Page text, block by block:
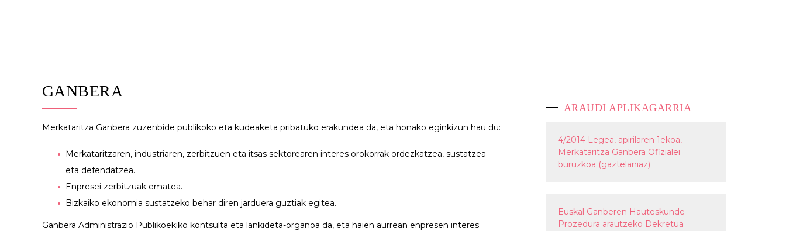
GANBERA
Merkataritza Ganbera zuzenbide publikoko eta kudeaketa pribatuko erakundea da, eta honako eginkizun hau du:
Merkataritzaren, industriaren, zerbitzuen eta itsas sektorearen interes orokorrak ordezkatzea, sustatzea
eta defendatzea.
Enpresei zerbitzuak ematea.
Bizkaiko ekonomia sustatzeko behar diren jarduera guztiak egitea.
Ganbera Administrazio Publikoekiko kontsulta eta lankideta-organoa da, eta haien aurrean enpresen interes
ARAUDI APLIKAGARRIA
4/2014 Legea, apirilaren 1ekoa,
Merkataritza Ganbera Ofizialei
buruzkoa (gaztelaniaz)
Euskal Ganberen Hauteskunde-
Prozedura arautzeko Dekretua